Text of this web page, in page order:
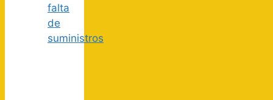
falta
de
suministros